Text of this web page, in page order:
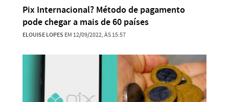
Pix Internacional? Método de pagamento
pode chegar a mais de 60 países
ELOUISE LOPES EM 12/09/2022, ÀS 15:57